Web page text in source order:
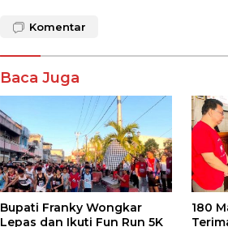
Komentar
Baca Juga
Bupati Franky Wongkar
Lepas dan Ikuti Fun Run 5K
180